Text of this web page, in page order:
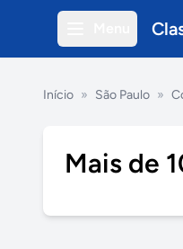
Início » São Paulo »
Mais de